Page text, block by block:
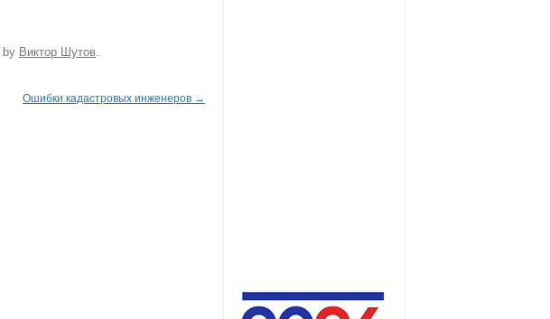
by Виктор Шутов
Ошибки кадастровых инженеров →